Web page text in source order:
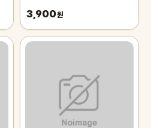
3,900원